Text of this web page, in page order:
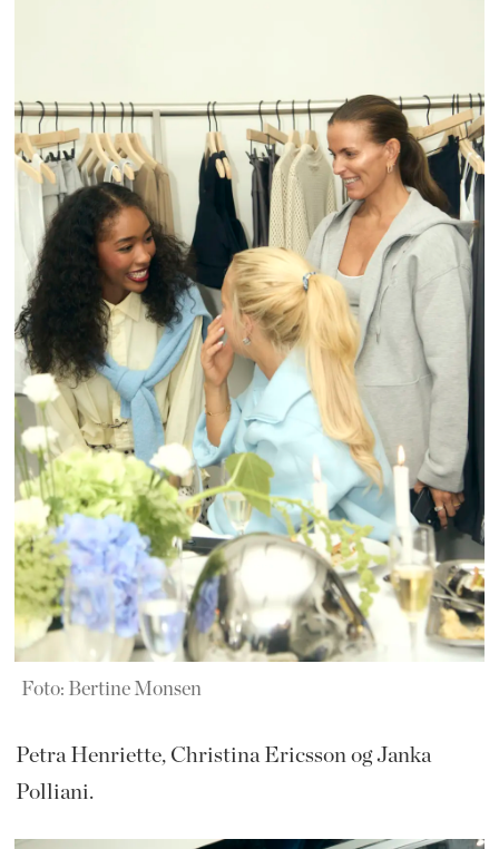
Foto: Bertine Monsen
Petra Henriette, Christina Ericsson og Janka
Polliani.